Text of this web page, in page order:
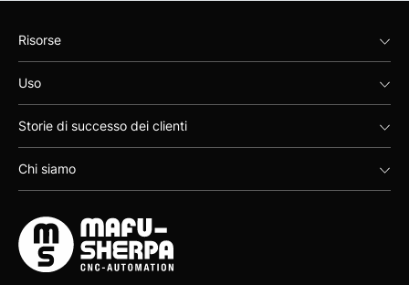
Risorse
Uso
Storie di successo dei clienti
Chi siamo